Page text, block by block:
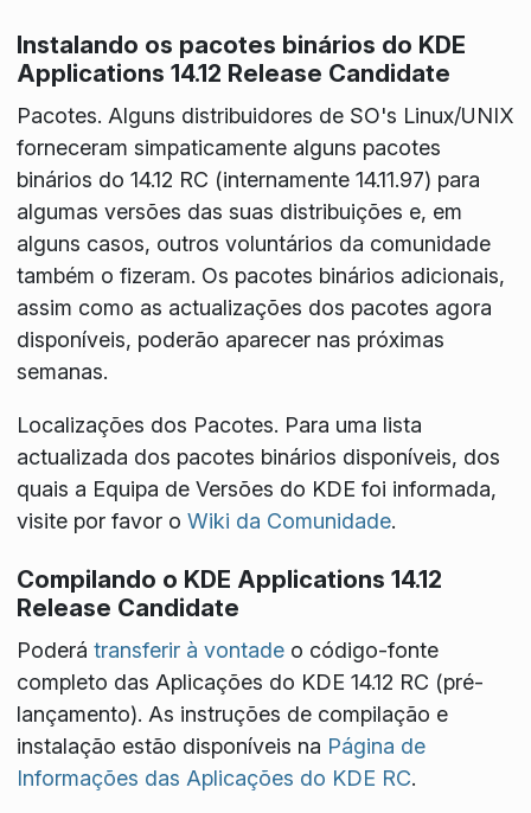
Instalando os pacotes binários do KDE
Applications 14.12 Release Candidate
Pacotes. Alguns distribuidores de SO's Linux/UNIX
forneceram simpaticamente alguns pacotes
binários do 14.12 RC (internamente 14.11.97) para
algumas versões das suas distribuições e, em
alguns casos, outros voluntários da comunidade
também o fizeram. Os pacotes binários adicionais,
assim como as actualizações dos pacotes agora
disponíveis, poderão aparecer nas próximas
semanas.
Localizações dos Pacotes. Para uma lista
actualizada dos pacotes binários disponíveis, dos
quais a Equipa de Versões do KDE foi informada,
visite por favor o Wiki da Comunidade.
Compilando o KDE Applications 14.12
Release Candidate
Poderá transferir à vontadeo código-fonte
completo das Aplicações do KDE 14.12 RC (pré-
lançamento). As instruções de compilação e
instalação estão disponíveis na Página de
Informações das Aplicações do KDE RC.